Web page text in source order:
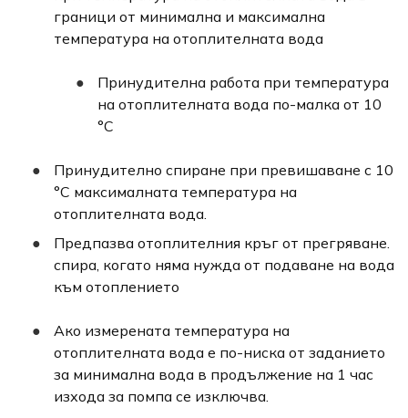
граници от минимална и максимална
температура на отоплителната вода
Принудителна работа при температура
на отоплителната вода по-малка от 10
°С
Принудително спиране при превишаване с 10
°С максималната температура на
отоплителната вода.
Предпазва отоплителния кръг от прегряване.
спира, когато няма нужда от подаване на вода
към отоплението
Ако измерената температура на
отоплителната вода е по-ниска от заданието
за минимална вода в продължение на 1 час
изхода за помпа се изключва.